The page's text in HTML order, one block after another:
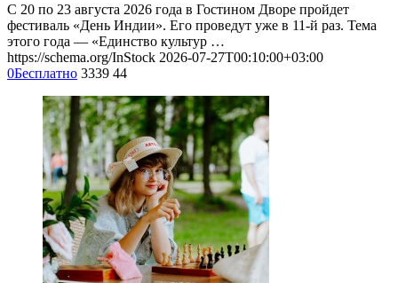
С 20 по 23 августа 2026 года в Гостином Дворе пройдет
фестиваль «День Индии». Его проведут уже в 11-й раз. Тема
этого года — «Единство культур …
https://schema.org/InStock 2026-07-27T00:10:00+03:00
0Бесплатно 3339 44